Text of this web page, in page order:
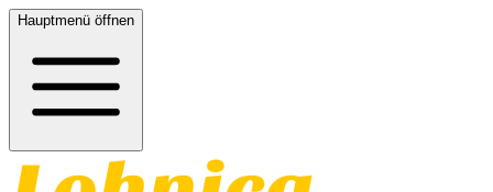
Hauptmenü öffnen